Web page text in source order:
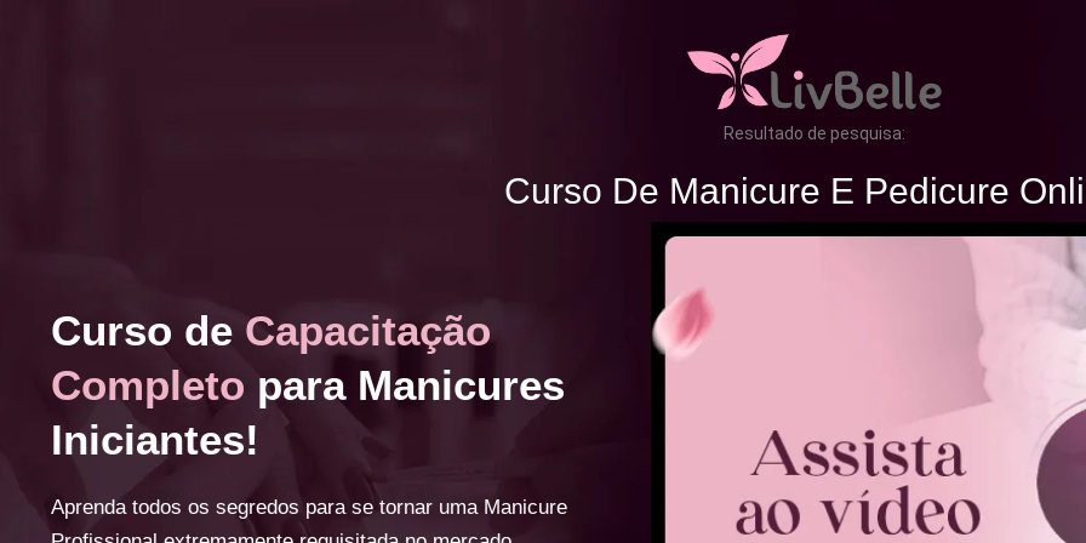
Resultado de pesquisa:
Curso De Manicure E Pedicure
Curso de Capacitação
Completo para Manicures
Iniciantes!
Aprenda todos os segredos para se tornar uma Manicure